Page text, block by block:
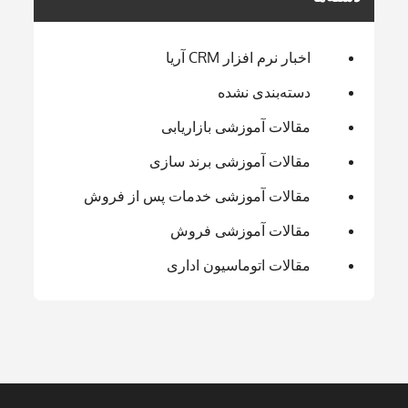
اخبار نرم افزار CRM آریا
دسته‌بندی نشده
مقالات آموزشی بازاریابی
مقالات آموزشی برند سازی
مقالات آموزشی خدمات پس از فروش
مقالات آموزشی فروش
مقالات اتوماسیون اداری